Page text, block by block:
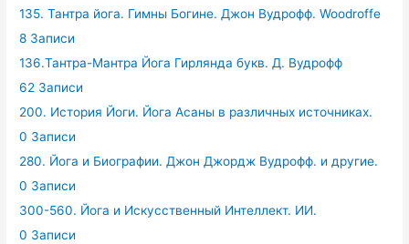
135. Тантра йога. Гимны Богине. Джон Вудрофф. Woodroffe
8 Записи
136.Тантра-Мантра Йога Гирлянда букв. Д. Вудрофф
62 Записи
200. История Йоги. Йога Асаны в различных источниках.
0 Записи
280. Йога и Биографии. Джон Джордж Вудрофф. и другие.
0 Записи
300-560. Йога и Искусственный Интеллект. ИИ.
0 Записи